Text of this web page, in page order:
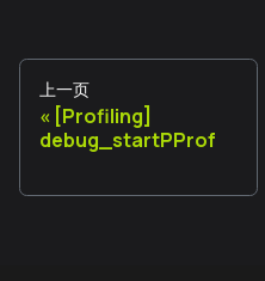
上一页
[Profiling]
debug_startPProf